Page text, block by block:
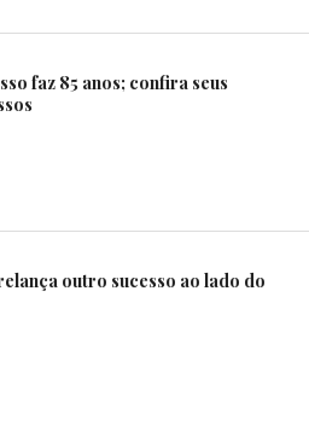
faz 85 anos; confira seus
outro sucesso ao lado do